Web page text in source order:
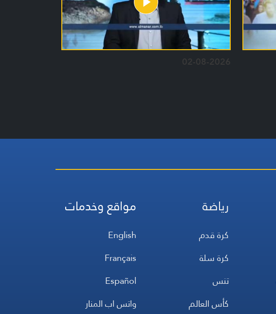
02-08-2026
رياضة
كرة قدم
كرة سلة
تنس
كأس العالم
مواقع وخدمات
English
Français
Español
واتس اب المنار